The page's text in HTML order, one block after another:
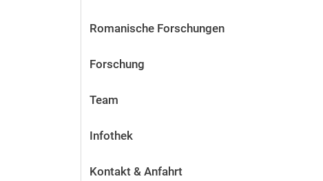
Romanische Forschungen
Forschung
Team
Infothek
Kontakt & Anfahrt